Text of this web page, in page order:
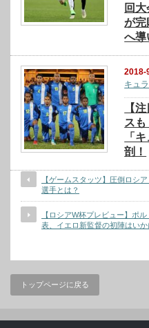
回
が完
へ導
2018-
キュ
【
ス
「
剖！
【ゲームスタッツ】圧倒ロシ
選手とは？
【ロシアW杯プレビュー】ポ
表、イエロ新監督の初陣はい
トップページに戻る